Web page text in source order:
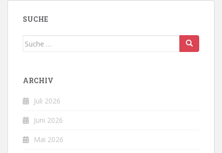
SUCHE
Suche
ARCHIV
Juli 2026
Juni 2026
Mai 2026